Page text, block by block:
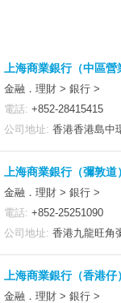
上海商業銀行（中區營
金融．理財 > 銀行 >
電話: +852-28415415
公司地址: 香港香港島中
上海商業銀行（彌敦道）
金融．理財 > 銀行 >
電話: +852-25251090
公司地址: 香港九龍旺角
上海商業銀行（香港仔）
金融．理財 > 銀行 >